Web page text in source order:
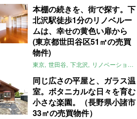
本棚の続きを、街で探す。下
北沢駅徒歩1分のリノベルー
ムは、幸せの黄色い扉から
(東京都世田谷区51㎡の売買
物件)
東京 世田谷 下北沢 リノベーション
同じ広さの平屋と、ガラス温
室。ボタニカルな日々を育む
小さな楽園。（長野県小諸市
33㎡の売買物件）